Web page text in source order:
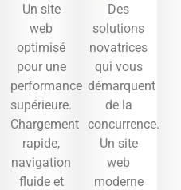
Un site
web
optimisé
pour une
performance
supérieure.
Chargement
rapide,
navigation
fluide et
Des
solutions
novatrices
qui vous
démarquent
de la
concurrence.
Un site
web
moderne